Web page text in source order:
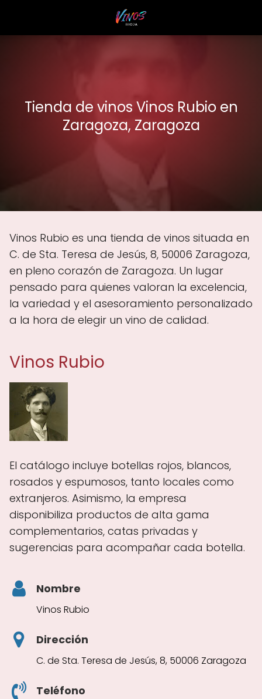
Tienda de vinos Vinos Rubio en
Zaragoza, Zaragoza
Vinos Rubio es una tienda de vinos situada en
C. de Sta. Teresa de Jesús, 8, 50006 Zaragoza,
en pleno corazón de Zaragoza. Un lugar
pensado para quienes valoran la excelencia,
la variedad y el asesoramiento personalizado
a la hora de elegir un vino de calidad.
Vinos Rubio
El catálogo incluye botellas rojos, blancos,
rosados y espumosos, tanto locales como
extranjeros. Asimismo, la empresa
disponibiliza productos de alta gama
complementarios, catas privadas y
sugerencias para acompañar cada botella.
Nombre
Vinos Rubio
Dirección
C. de Sta. Teresa de Jesús, 8, 50006 Zaragoza
Teléfono